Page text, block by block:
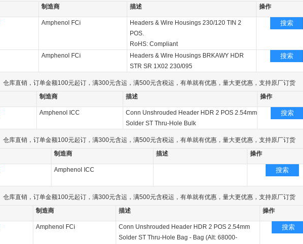
制造商 描述 操作
Amphenol FCi
Headers & Wire Housings 230/120 TIN 2
POS.
RoHS: Compliant
搜索
Amphenol FCi
Headers & Wire Housings BRKAWY HDR
STR SR 1X02 230/095
搜索
仓库直销，订单金额100元起订，满300元含运，满500元含税运，有单就有优惠，量大更优惠，支持原厂订货
制造商 描述 操作
Amphenol ICC
Conn Unshrouded Header HDR 2 POS 2.54mm
Solder ST Thru-Hole Bulk
搜索
仓库直销，订单金额100元起订，满300元含运，满500元含税运，有单就有优惠，量大更优惠，支持原厂订货
制造商 描述 操作
Amphenol ICC 搜索
仓库直销，订单金额100元起订，满300元含运，满500元含税运，有单就有优惠，量大更优惠，支持原厂订货
制造商 描述 操作
Amphenol FCi
Conn Unshrouded Header HDR 2 POS 2.54mm
Solder ST Thru-Hole Bag - Bag (Alt: 68000-
搜索